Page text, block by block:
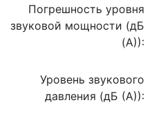
Погрешность уровня
звуковой мощности (дБ
(А)):
Уровень звукового
давления (дБ (А)):